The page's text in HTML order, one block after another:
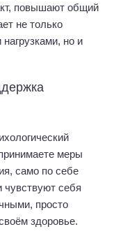
повышают общий
не только
но и
меры
само по себе
себя
просто
здоровье.